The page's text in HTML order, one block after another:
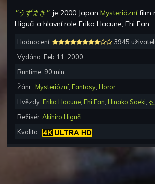
"うずまき" je 2000 Japan Mysteriózní film
Higuči a hlavní role Eriko Hacune, Fhi Fan .
Hodnocení:
3945
Vydáno: Feb 11, 2000
Runtime: 90 min.
Žánr : Mysteriózní, Fantasy Horor
Hvězdy: Eriko Hacune Fhi Fan Hinako Saeki
Režisér: Akihiro Higuči
Kvalita: